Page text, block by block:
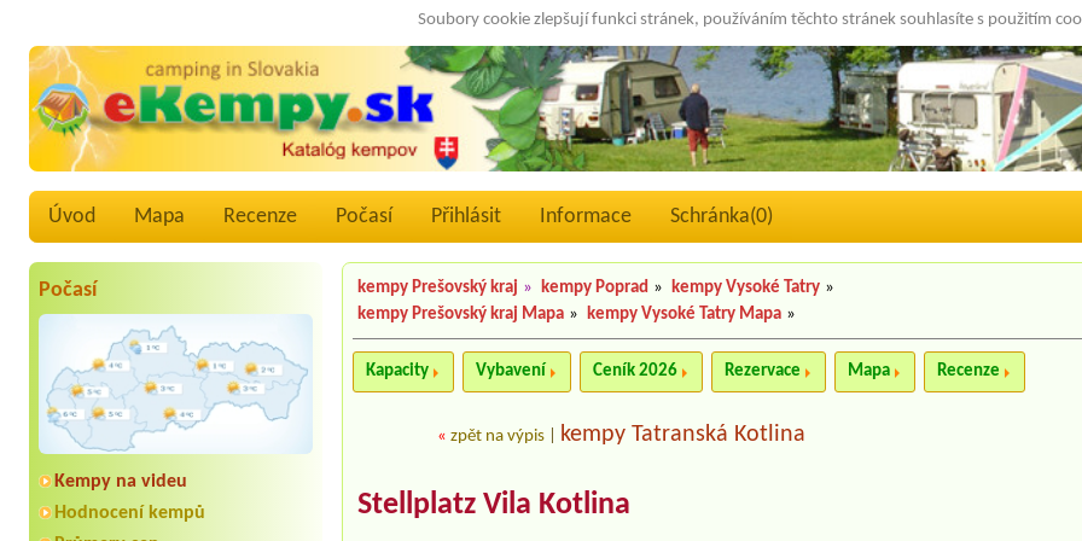
Soubory cookie zlepšují funkci stránek, používáním těchto stránek souhlasíte s použitím
Úvod Mapa Recenze Počasí Přihlásit Informace Schránka(0)
Počasí
Kempy na videu
Hodnocení kempů
kempy Prešovský kraj » kempy Poprad » kempy Vysoké Tatry »
kempy Prešovský kraj Mapa » kempy Vysoké Tatry Mapa »
Kapacity Vybavení Ceník 2026 Rezervace Mapa Recenze
«zpět na výpis kempy Tatranská Kotlina
Stellplatz Vila Kotlina